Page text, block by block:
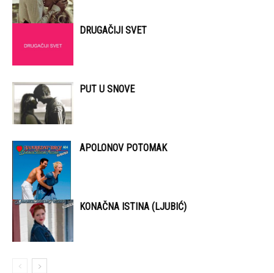
DRUGAČIJI SVET
PUT U SNOVE
APOLONOV POTOMAK
KONAČNA ISTINA (LJUBIĆ)